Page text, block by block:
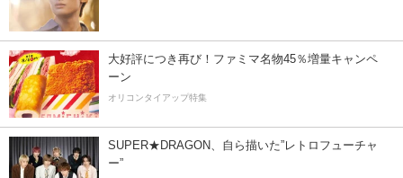
大好評につき再び！ファミマ名物45％増量キャンペ
ーン
オリコンタイアップ特集
SUPER★DRAGON、自ら描いた”レトロフューチャ
ー”